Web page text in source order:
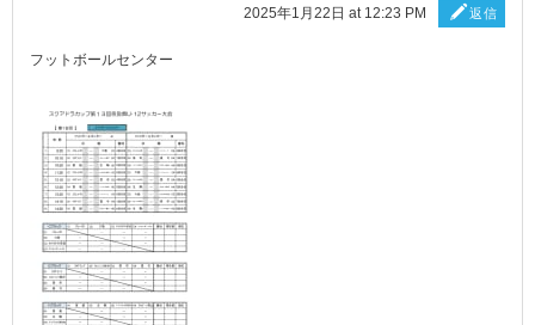
2025年1月22日 at 12:23 PM 返信
フットボールセンター